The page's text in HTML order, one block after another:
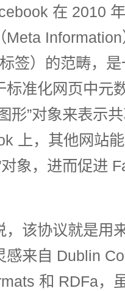
在 2010
Meta
标签）的范畴，
标准化网页中元
形”对象来表示
上，其他网站
对象，进而促进
，该协议就是用
感来自 Dublin
和 RDFa，